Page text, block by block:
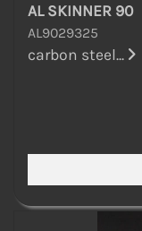
AL SKINNER 90
AL9029325
carbon steel...